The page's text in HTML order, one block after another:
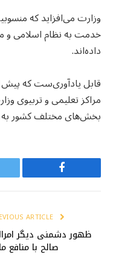
وزارت می‌افزاید که
خدمت به نظام اسلامی
داده‌اند.
قابل یادآوری‌ست که پیش
مراکز تعلیمی و تربیوی
بخش‌های مختلف کشور
Facebook
ظهور دشمنی دیگر
صالح با منافع